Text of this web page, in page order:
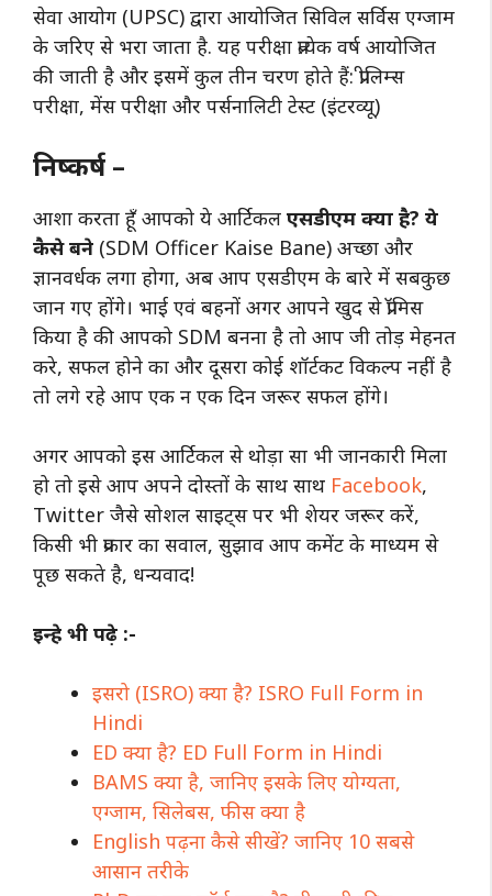
सेवा आयोग (UPSC) द्वारा आयोजित सिविल सर्विस एग्जाम
के जरिए से भरा जाता है. यह परीक्षा प्रत्येक वर्ष आयोजित
की जाती है और इसमें कुल तीन चरण होते हैं: प्रीलिम्स
परीक्षा, मेंस परीक्षा और पर्सनालिटी टेस्ट (इंटरव्यू)
निष्कर्ष –
आशा करता हूँ आपको ये आर्टिकल एसडीएम क्या है? ये
कैसे बने (SDM Officer Kaise Bane) अच्छा और
ज्ञानवर्धक लगा होगा, अब आप एसडीएम के बारे में सबकुछ
जान गए होंगे। भाई एवं बहनों अगर आपने खुद से प्रॉमिस
किया है की आपको SDM बनना है तो आप जी तोड़ मेहनत
करे, सफल होने का और दूसरा कोई शॉर्टकट विकल्प नहीं है
तो लगे रहे आप एक न एक दिन जरूर सफल होंगे।
अगर आपको इस आर्टिकल से थोड़ा सा भी जानकारी मिला
हो तो इसे आप अपने दोस्तों के साथ साथ Facebook,
Twitter जैसे सोशल साइट्स पर भी शेयर जरूर करें,
किसी भी प्रकार का सवाल, सुझाव आप कमेंट के माध्यम से
पूछ सकते है, धन्यवाद!
इन्हे भी पढ़े :-
इसरो (ISRO) क्या है? ISRO Full Form in
Hindi
ED क्या है? ED Full Form in Hindi
BAMS क्या है, जानिए इसके लिए योग्यता,
एग्जाम, सिलेबस, फीस क्या है
English पढ़ना कैसे सीखें? जानिए 10 सबसे
आसान तरीके